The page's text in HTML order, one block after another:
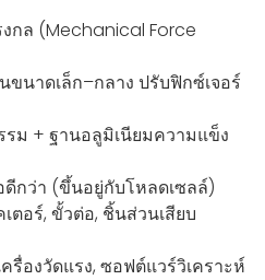
กล (Mechanical Force
นาดเล็ก–กลาง ปรับฟิกซ์เจอร์
รม + ฐานอลูมิเนียมความแข็ง
กว่า (ขึ้นอยู่กับโหลดเซลล์)
ตอร์, ขั้วต่อ, ชิ้นส่วนเสียบ
รื่องวัดแรง, ซอฟต์แวร์วิเคราะห์